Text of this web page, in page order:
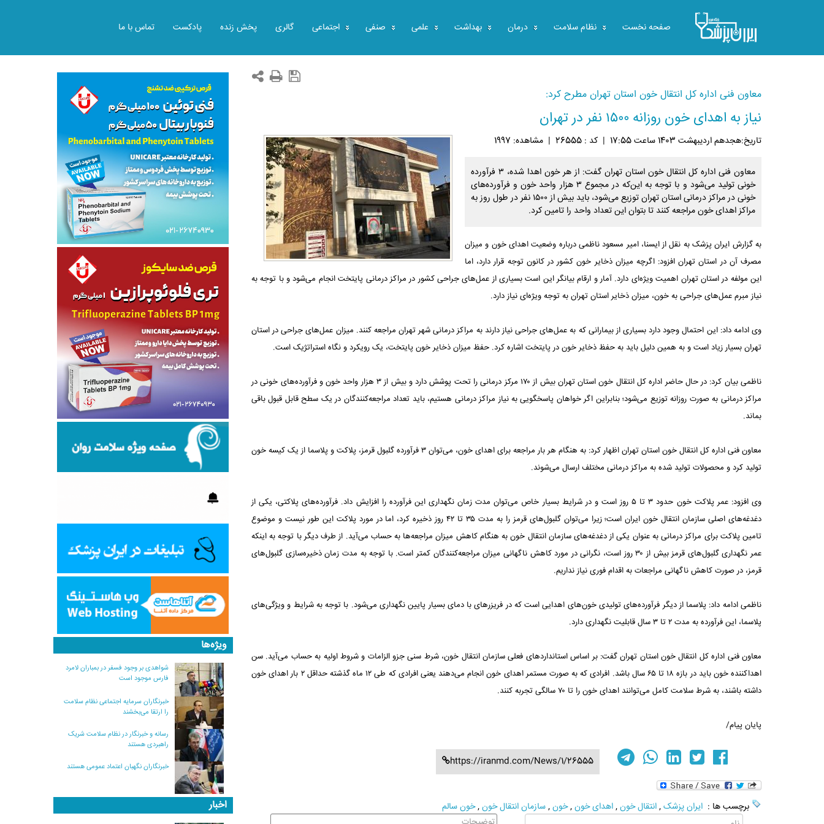
صفحه نخست نظام سلامت درمان بهداشت علمی صنفی اجتماعی گالری پخش زنده پادکست تماس با ما
معاون فنی اداره کل انتقال خون استان تهران مطرح کرد:
نیاز به اهدای خون روزانه ۱۵۰۰ نفر در تهران
تاريخ:هجدهم ارديبهشت 1403 ساعت 17:55 | کد : 26555 | مشاهده: 1997
معاون فنی اداره کل انتقال خون استان تهران گفت: از هر خون اهدا شده، ۳ فرآورده
خونی تولید می‌شود و با توجه به این‌که در مجموع ۳ هزار واحد خون و فرآورده‌های
خونی در مراکز درمانی استان تهران توزیع می‌شود، باید بیش از ۱۵۰۰ نفر در طول روز به
مراکز اهدای خون مراجعه کنند تا بتوان این تعداد واحد را تامین کرد.
به گزارش ایران پزشک به نقل از ایسنا، امیر مسعود ناظمی درباره وضعیت اهدای خون و میزان
مصرف آن در استان تهران افزود: اگرچه میزان ذخایر خون کشور در کانون توجه قرار دارد، اما
این مولفه در استان تهران اهمیت ویژه‌ای دارد. آمار و ارقام بیانگر این است بسیاری از عمل‌های جراحی کشور در مراکز درمانی پایتخت انجام می‌شود و با توجه به
نیاز مبرم عمل‌های جراحی به خون، میزان ذخایر استان تهران به توجه ویژه‌ای نیاز دارد.
وی ادامه داد: این احتمال وجود دارد بسیاری از بیمارانی که به عمل‌های جراحی نیاز دارند به مراکز درمانی شهر تهران مراجعه کنند. میزان عمل‌های جراحی در استان
تهران بسیار زیاد است و به همین دلیل باید به حفظ ذخایر خون در پایتخت اشاره کرد. حفظ میزان ذخایر خون پایتخت، یک رویکرد و نگاه استراتژیک است.
ناظمی بیان کرد: در حال حاضر اداره‌ کل انتقال خون استان تهران بیش از ۱۷۰ مرکز درمانی را تحت پوشش دارد و بیش از ۳ هزار واحد خون و فرآورده‌های خونی در
مراکز درمانی به صورت روزانه توزیع می‌شود؛ بنابراین اگر خواهان پاسخگویی به نیاز مراکز درمانی هستیم، باید تعداد مراجعه‌کنندگان در یک سطح قابل‌ قبول باقی
بماند.
معاون فنی اداره کل انتقال خون استان تهران اظهار کرد: به هنگام هر بار مراجعه برای اهدای خون، می‌توان ۳ فرآورده گلبول قرمز، پلاکت و پلاسما از یک کیسه خون
تولید کرد و محصولات تولید شده به مراکز درمانی مختلف ارسال می‌شوند.
وی افزود: عمر پلاکت خون حدود ۳ تا ۵ روز است و در شرایط بسیار خاص می‌توان مدت‌ زمان نگهداری این فرآورده را افزایش داد. فرآورده‌های پلاکتی، یکی از
دغدغه‌های اصلی سازمان انتقال خون ایران است؛ زیرا می‌توان گلبول‌های قرمز را به مدت ۳۵ تا ۴۲ روز ذخیره کرد، اما در مورد پلاکت این طور نیست و موضوع
تامین پلاکت برای مراکز درمانی به عنوان یکی از دغدغه‌های سازمان انتقال خون به هنگام کاهش میزان مراجعه‌ها به حساب می‌آید. از طرف دیگر با توجه به اینکه
عمر نگهداری گلبول‌های قرمز بیش از ۳۰ روز است، نگرانی در مورد کاهش ناگهانی میزان مراجعه‌کنندگان کمتر است. با توجه به مدت‌ زمان ذخیره‌سازی گلبول‌های
قرمز، در صورت کاهش ناگهانی مراجعات به اقدام فوری نیاز نداریم.
ناظمی ادامه داد: پلاسما از دیگر فرآورده‌های تولیدی خون‌های اهدایی است که در فریزرهای با دمای بسیار پایین نگهداری می‌شود. با توجه به شرایط و ویژگی‌های
پلاسما، این فرآورده به مدت ۲ تا ۳ سال قابلیت نگهداری دارد.
معاون فنی اداره کل انتقال خون استان تهران گفت: بر اساس استانداردهای فعلی سازمان انتقال خون، شرط سنی جزو الزامات و شروط اولیه به حساب می‌آید. سن
اهداکننده خون باید در بازه ۱۸ تا ۶۵ سال باشد. افرادی که به صورت مستمر اهدای خون انجام می‌دهند یعنی افرادی که طی ۱۲ ماه گذشته حداقل ۲ بار اهدای خون
داشته باشند، به شرط سلامت کامل می‌توانند اهدای خون را تا ۷۰ سالگی تجربه کنند.
پایان پیام/
https://iranmd.com/News/1/26555
برچسب ها : ایران پزشک,انتقال خون,اهدای خون,خون,سازمان انتقال خون,خون سالم
ویژه‌ها
شواهدی بر وجود فسفر در بمباران لامرد
فارس موجود است
خبرنگاران سرمایه اجتماعی نظام سلامت
را ارتقا می‌بخشند
رسانه و خبرنگار در نظام سلامت شریک
راهبردی هستند
خبرنگاران نگهبان اعتماد عمومی هستند
اخبار